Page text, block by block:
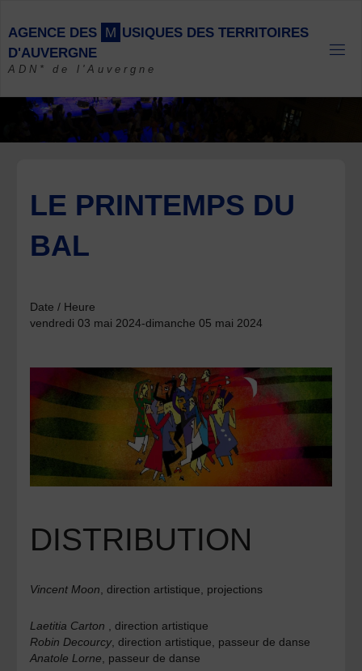
content
AGENCE DES M USIQUES DES TERRITOIRES
D'AUVERGNE
ADN* de l'Auvergne
LE PRINTEMPS DU
BAL
Date / Heure
vendredi 03 mai 2024-dimanche 05 mai 2024
DISTRIBUTION
Vincent Moon, direction artistique, projections
Laetitia Carton , direction artistique
Robin Decourcy, direction artistique, passeur de danse
Anatole Lorne, passeur de danse